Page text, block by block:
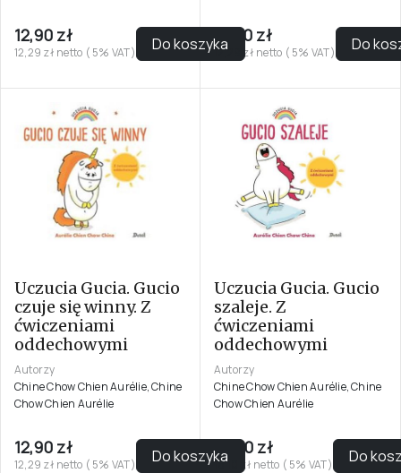
12,90 zł
12,29 zł netto ( 5% VAT) Do koszyka12,90 zł
12,29 zł netto ( 5% VAT) Do
Uczucia Gucia. Gucio
czuje się winny. Z
ćwiczeniami
oddechowymi
Autorzy
Chine Chow Chien Aurélie, Chine
Chow Chien Aurélie
12,90 zł
12,29 zł netto ( 5% VAT) Do koszyka
Uczucia Gucia. Gucio
szaleje. Z
ćwiczeniami
oddechowymi
Autorzy
Chine Chow Chien Aurélie, Chine
Chow Chien Aurélie
16,90 zł
16,10 zł netto ( 5% VAT) Do